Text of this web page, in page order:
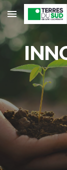
Skip to main